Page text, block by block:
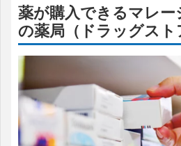
薬が購入できるマレ
の薬局（ドラッグスト